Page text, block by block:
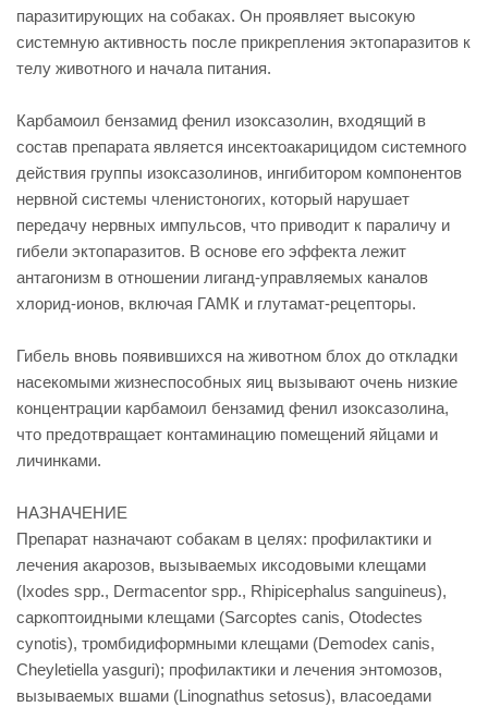
паразитирующих на собаках. Он проявляет высокую
системную активность после прикрепления эктопаразитов к
телу животного и начала питания.
Карбамоил бензамид фенил изоксазолин, входящий в
состав препарата является инсектоакарицидом системного
действия группы изоксазолинов, ингибитором компонентов
нервной системы членистоногих, который нарушает
передачу нервных импульсов, что приводит к параличу и
гибели эктопаразитов. В основе его эффекта лежит
антагонизм в отношении лиганд-управляемых каналов
хлорид-ионов, включая ГАМК и глутамат-рецепторы.
Гибель вновь появившихся на животном блох до откладки
насекомыми жизнеспособных яиц вызывают очень низкие
концентрации карбамоил бензамид фенил изоксазолина,
что предотвращает контаминацию помещений яйцами и
личинками.
НАЗНАЧЕНИЕ
Препарат назначают собакам в целях: профилактики и
лечения акарозов, вызываемых иксодовыми клещами
(Ixodes spp., Dermacentor spp., Rhipicephalus sanguineus),
саркоптоидными клещами (Sarcoptes canis, Otodectes
cynotis), тромбидиформными клещами (Demodex canis,
Cheyletiella yasguri); профилактики и лечения энтомозов,
вызываемых вшами (Linognathus setosus), власоедами